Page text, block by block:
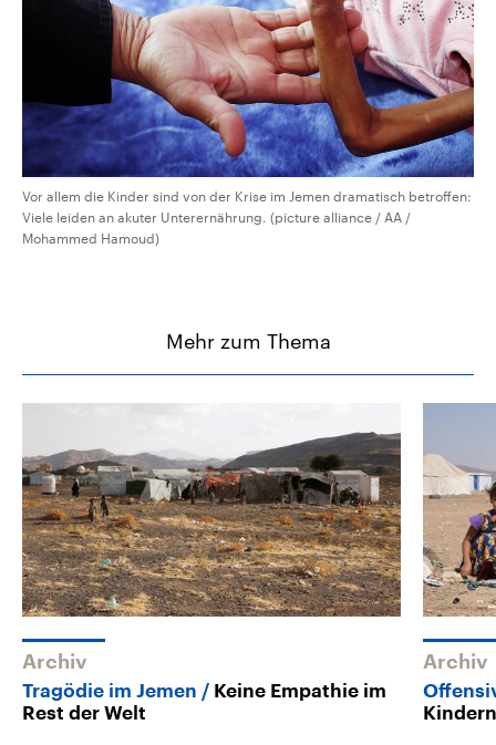
Vor allem die Kinder sind von der Krise im Jemen dramatisch betroffen:
Viele leiden an akuter Unterernährung. (picture alliance / AA /
Mohammed Hamoud)
Mehr zum Thema
Archiv
Tragödie im Jemen
Keine Empathie im
Rest der Welt
Archiv